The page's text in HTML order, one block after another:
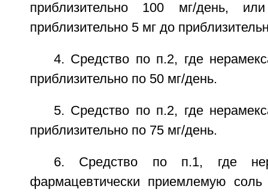
приблизительно 100 мг/день,
приблизительно 5 мг до
4. Средство по п.2, где
приблизительно по 50 мг/день.
5. Средство по п.2, где
приблизительно по 75 мг/день.
6. Средство по п.1, где
фармацевтически приемлемую